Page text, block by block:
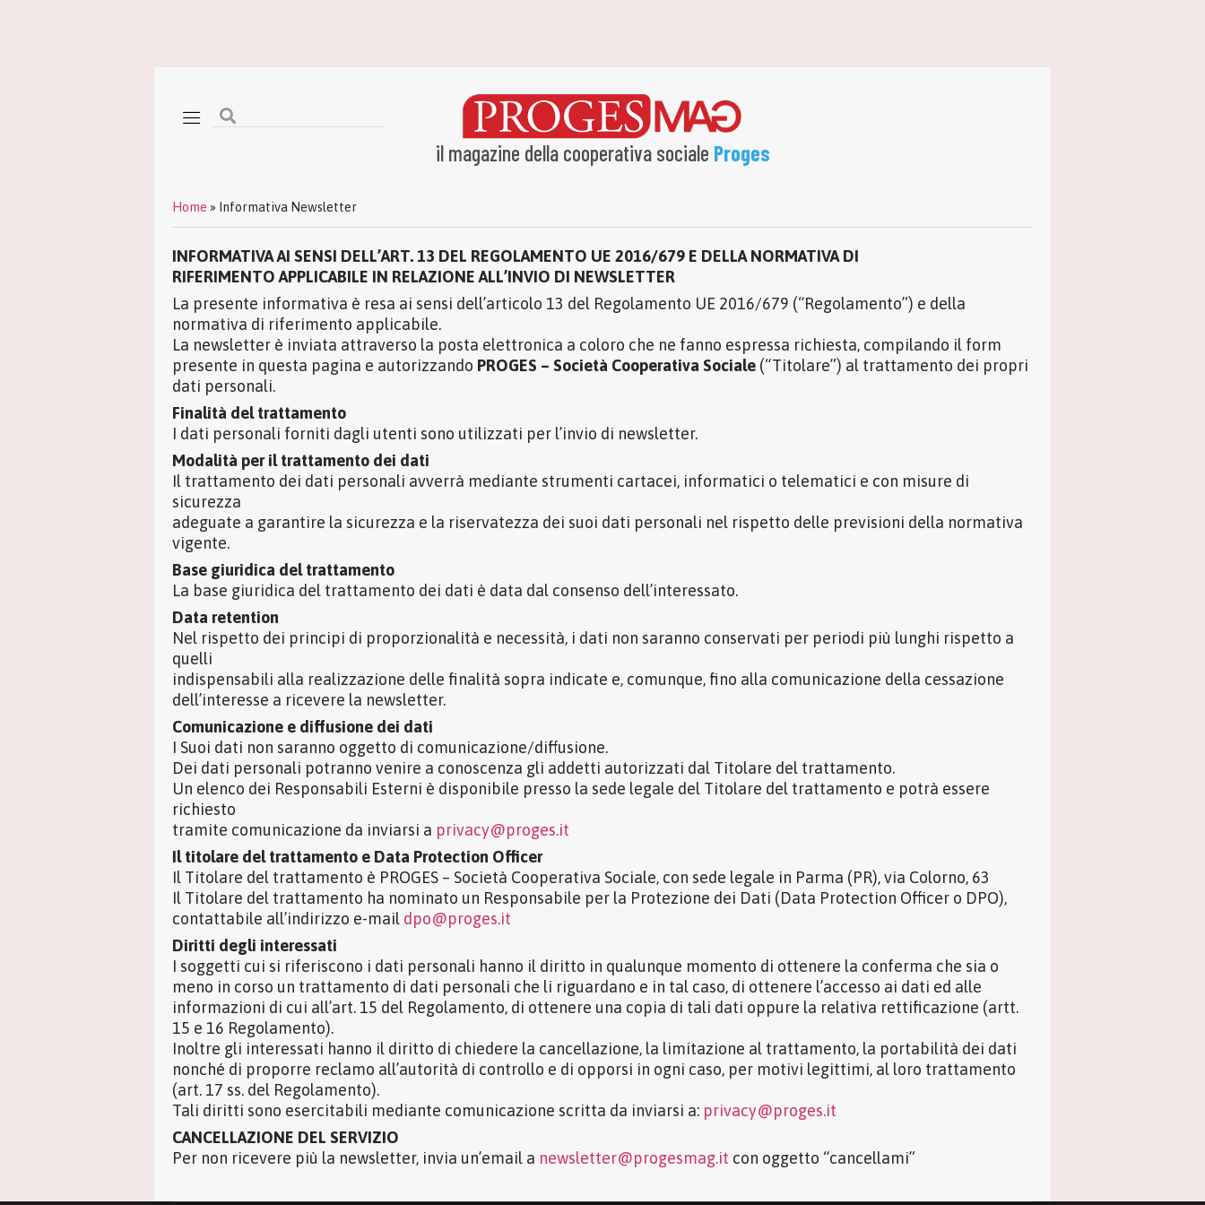
il magazine della cooperativa sociale Proges
Home » Informativa Newsletter
INFORMATIVA AI SENSI DELL’ART. 13 DEL REGOLAMENTO UE 2016/679 E DELLA NORMATIVA DI
RIFERIMENTO APPLICABILE IN RELAZIONE ALL’INVIO DI NEWSLETTER
La presente informativa è resa ai sensi dell’articolo 13 del Regolamento UE 2016/679 (“Regolamento”) e della
normativa di riferimento applicabile.
La newsletter è inviata attraverso la posta elettronica a coloro che ne fanno espressa richiesta, compilando il form
presente in questa pagina e autorizzando PROGES – Società Cooperativa Sociale (“Titolare”) al trattamento dei propri
dati personali.
Finalità del trattamento
I dati personali forniti dagli utenti sono utilizzati per l’invio di newsletter.
Modalità per il trattamento dei dati
Il trattamento dei dati personali avverrà mediante strumenti cartacei, informatici o telematici e con misure di
sicurezza
adeguate a garantire la sicurezza e la riservatezza dei suoi dati personali nel rispetto delle previsioni della normativa
vigente.
Base giuridica del trattamento
La base giuridica del trattamento dei dati è data dal consenso dell’interessato.
Data retention
Nel rispetto dei principi di proporzionalità e necessità, i dati non saranno conservati per periodi più lunghi rispetto a
quelli
indispensabili alla realizzazione delle finalità sopra indicate e, comunque, fino alla comunicazione della cessazione
dell’interesse a ricevere la newsletter.
Comunicazione e diffusione dei dati
I Suoi dati non saranno oggetto di comunicazione/diffusione.
Dei dati personali potranno venire a conoscenza gli addetti autorizzati dal Titolare del trattamento.
Un elenco dei Responsabili Esterni è disponibile presso la sede legale del Titolare del trattamento e potrà essere
richiesto
tramite comunicazione da inviarsi a privacy@proges.it
Il titolare del trattamento e Data Protection Officer
Il Titolare del trattamento è PROGES – Società Cooperativa Sociale, con sede legale in Parma (PR), via Colorno, 63
Il Titolare del trattamento ha nominato un Responsabile per la Protezione dei Dati (Data Protection Officer o DPO),
contattabile all’indirizzo e-mail dpo@proges.it
Diritti degli interessati
I soggetti cui si riferiscono i dati personali hanno il diritto in qualunque momento di ottenere la conferma che sia o
meno in corso un trattamento di dati personali che li riguardano e in tal caso, di ottenere l’accesso ai dati ed alle
informazioni di cui all’art. 15 del Regolamento, di ottenere una copia di tali dati oppure la relativa rettificazione (artt.
15 e 16 Regolamento).
Inoltre gli interessati hanno il diritto di chiedere la cancellazione, la limitazione al trattamento, la portabilità dei dati
nonché di proporre reclamo all’autorità di controllo e di opporsi in ogni caso, per motivi legittimi, al loro trattamento
(art. 17 ss. del Regolamento).
Tali diritti sono esercitabili mediante comunicazione scritta da inviarsi a: privacy@proges.it
CANCELLAZIONE DEL SERVIZIO
Per non ricevere più la newsletter, invia un’email a newsletter@progesmag.it con oggetto “cancellami”